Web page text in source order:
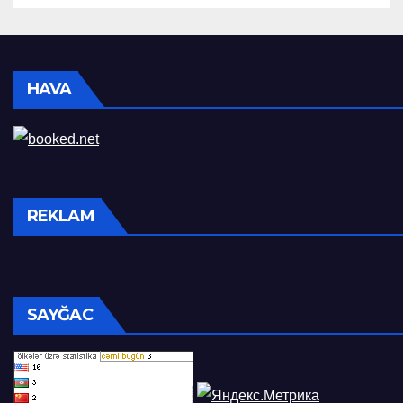
HAVA
REKLAM
SAYĞAC